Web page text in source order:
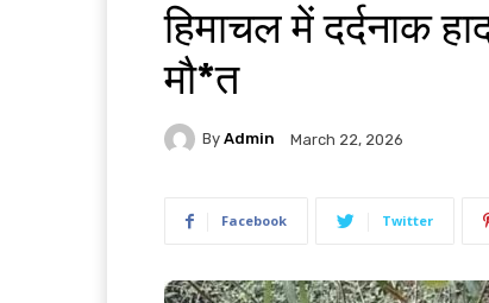
हिमाचल में दर्दनाक
मौ*त
By Admin March 22, 2026
Facebook Twitter